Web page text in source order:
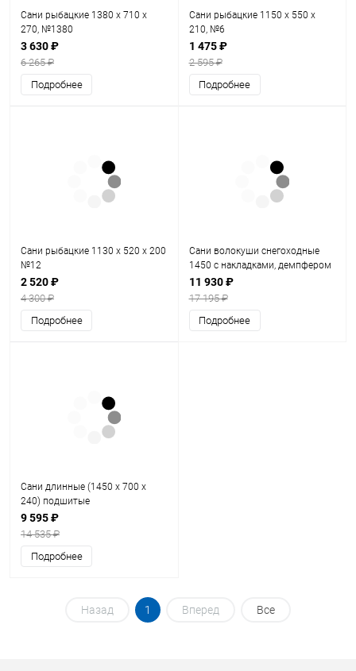
Сани рыбацкие 1380 х 710 х
270, №1380
3 630 ₽
6 265 ₽
Подробнее
Сани рыбацкие 1150 х 550 х
210, №6
1 475 ₽
2 595 ₽
Подробнее
Сани рыбацкие 1130 х 520 х 200
№12
2 520 ₽
4 300 ₽
Подробнее
Сани волокуши снегоходные
1450 с накладками, демпфером
(1500х710х260)
11 930 ₽
17 195 ₽
Подробнее
Сани длинные (1450 х 700 х
240) подшитые
9 595 ₽
14 535 ₽
Подробнее
Назад 1 Вперед Все